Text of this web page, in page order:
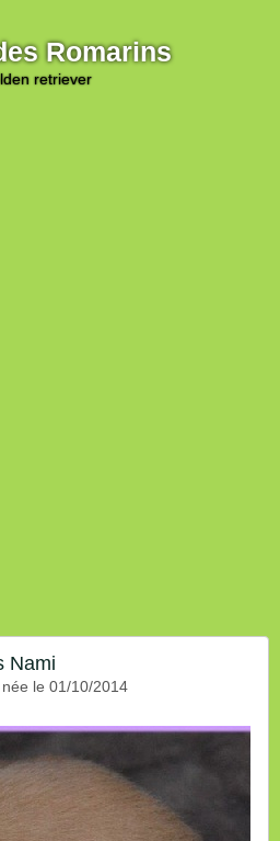
Romarins
retriever
Nami
le 01/10/2014